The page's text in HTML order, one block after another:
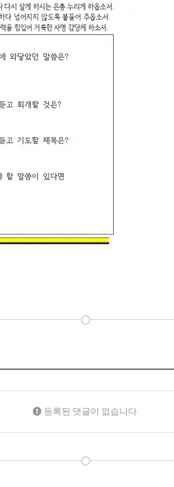
등록된 댓글이 없습니다.